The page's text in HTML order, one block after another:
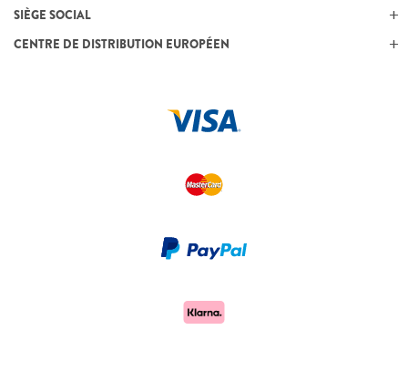
SIÈGE SOCIAL
CENTRE DE DISTRIBUTION EUROPÉEN